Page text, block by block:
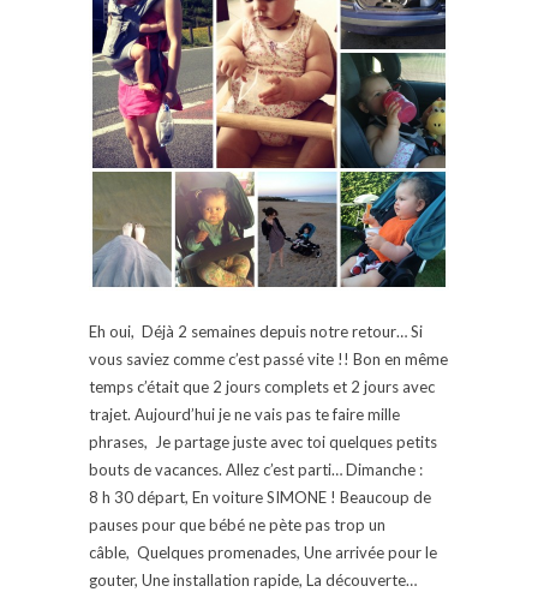
Eh oui, Déjà 2 semaines depuis notre retour… Si
vous saviez comme c’est passé vite !! Bon en même
temps c’était que 2 jours complets et 2 jours avec
trajet. Aujourd’hui je ne vais pas te faire mille
phrases, Je partage juste avec toi quelques petits
bouts de vacances. Allez c’est parti… Dimanche :
8 h 30 départ, En voiture SIMONE ! Beaucoup de
pauses pour que bébé ne pète pas trop un
câble, Quelques promenades, Une arrivée pour le
gouter, Une installation rapide, La découverte…